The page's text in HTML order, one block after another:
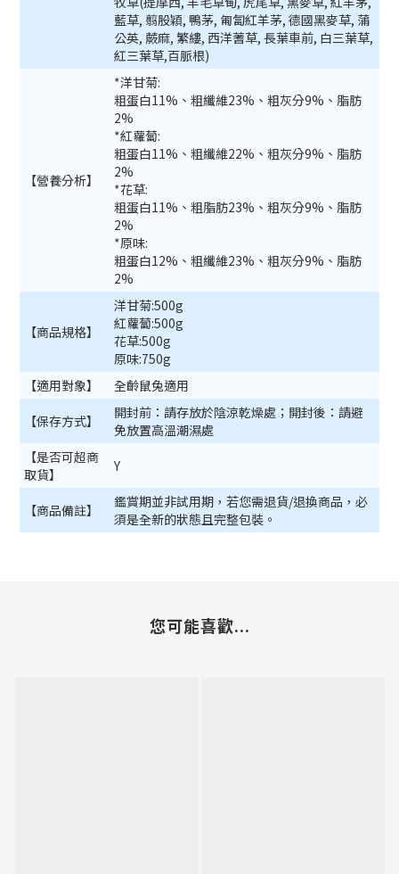
藍草, 翦股穎, 鴨茅, 匍匐紅羊茅, 德國黑麥草, 蒲
公英, 蕨麻, 繁縷, 西洋蓍草, 長葉車前, 白三葉草,
紅三葉草,百脈根)
【營養分析】
*洋甘菊:
粗蛋白11%、粗纖維23%、粗灰分9%、脂肪
2%
*紅蘿蔔:
粗蛋白11%、粗纖維22%、粗灰分9%、脂肪
2%
*花草:
粗蛋白11%、粗脂肪23%、粗灰分9%、脂肪
2%
*原味:
粗蛋白12%、粗纖維23%、粗灰分9%、脂肪
2%
【商品規格】
洋甘菊:500g
紅蘿蔔:500g
花草:500g
原味:750g
【適用對象】
全齡鼠兔適用
【保存方式】
開封前：請存放於陰涼乾燥處；開封後：請避
免放置高溫潮濕處
【是否可超商
取貨】
Y
【商品備註】
鑑賞期並非試用期，若您需退貨/退換商品，必
須是全新的狀態且完整包裝。
您可能喜歡...